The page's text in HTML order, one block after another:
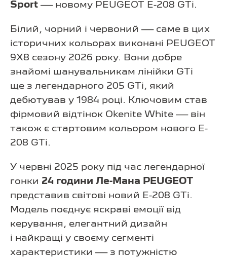
Sport — новому PEUGEOT E-208 GTi.
Білий, чорний і червоний — саме в цих
історичних кольорах виконані PEUGEOT
9X8 сезону 2026 року. Вони добре
знайомі шанувальникам лінійки GTi
ще з легендарного 205 GTi, який
дебютував у 1984 році. Ключовим став
фірмовий відтінок Okenite White — він
також є стартовим кольором нового E-
208 GTi.
У червні 2025 року під час легендарної
гонки 24 години Ле-Мана PEUGEOT
представив світові новий E-208 GTi.
Модель поєднує яскраві емоції від
керування, елегантний дизайн
і найкращі у своєму сегменті
характеристики — з потужністю